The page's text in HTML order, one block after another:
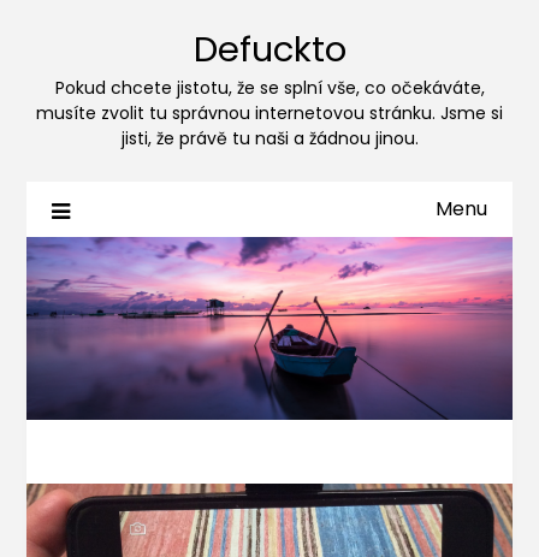
Defuckto
Pokud chcete jistotu, že se splní vše, co očekáváte,
musíte zvolit tu správnou internetovou stránku. Jsme si
jisti, že právě tu naši a žádnou jinou.
Menu